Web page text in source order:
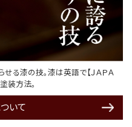
る漆の技。漆は英語で【ＪＡＰＡ
装方法。
いて